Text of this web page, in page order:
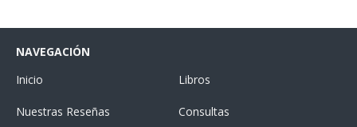
NAVEGACIÓN
Inicio
Libros
Nuestras Reseñas Consultas